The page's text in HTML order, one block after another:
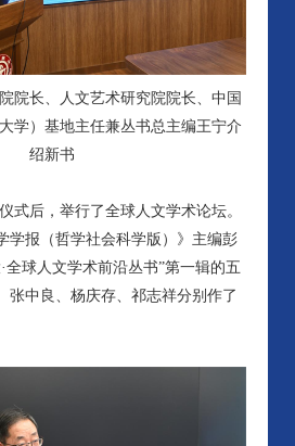
院长、人文艺术研究院院长、中国
学）基地主任兼丛书总主编王宁介
绍新书
后，举行了全球人文学术论坛。
学报（哲学社会科学版）》主编彭
全球人文学术前沿丛书”第一辑的五
张中良、杨庆存、祁志祥分别作了